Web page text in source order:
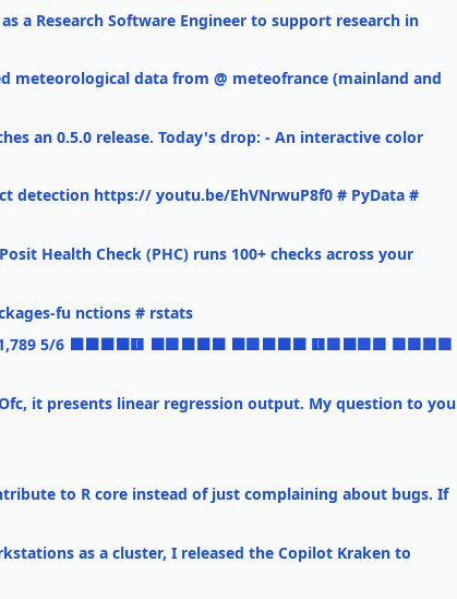
Research Software Engineer to support research in
meteorological data from @ meteofrance (mainland and
an 0.5.0 release. Today's drop: - An interactive color
detection https:// youtu.be/EhVNrwuP8f0 # PyData #
Health Check (PHC) runs 100+ checks across your
fu nctions # rstats
5/6 ⬛⬛⬛⬛🟨 ⬛🟩⬛⬛⬛ ⬛🟩⬛⬛⬛ 🟨🟩⬛🟩🟩 🟩🟩🟩🟩
it presents linear regression output. My question to you
to R core instead of just complaining about bugs. If
as a cluster, I released the Copilot Kraken to